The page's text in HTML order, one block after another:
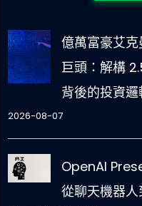
億萬富豪艾
巨頭：解構
背後的投資邏
2026-08-07
OpenAI
從聊天機器